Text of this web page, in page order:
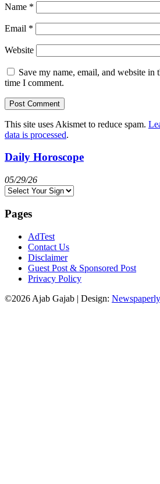
Name *
Email *
Website
Save my name, email, and website in
time I comment.
This site uses Akismet to reduce spam.
data is processed.
Daily Horoscope
05/29/26
Pages
AdTest
Contact Us
Disclaimer
Guest Post & Sponsored Post
Privacy Policy
©2026 Ajab Gajab | Design: